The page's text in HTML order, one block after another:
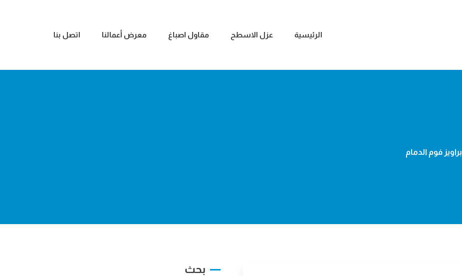
الرئيسية عزل الاسطح مقاول اصباغ معرض أعمالنا اتصل بنا
براويز فوم الدمام
بحث